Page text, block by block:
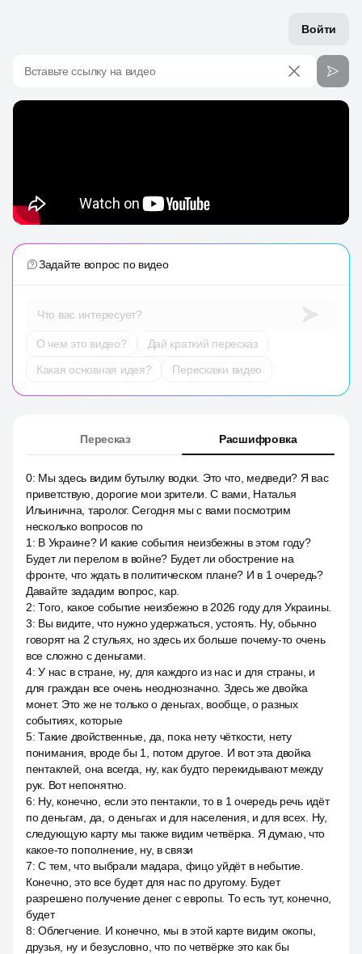
Войти
Вставьте ссылку на видео
Задайте вопрос по видео
Что вас интересует?
О чем это видео?
Дай краткий пересказ
Какая основная идея?
Перескажи видео
Пересказ Расшифровка
0: Мы здесь видим бутылку водки. Это что, медведи? Я вас
приветствую, дорогие мои зрители. С вами, Наталья
Ильинична, таролог. Сегодня мы с вами посмотрим
несколько вопросов по
1 : В Украине? И какие события неизбежны в этом году?
Будет ли перелом в войне? Будет ли обострение на
фронте, что ждать в политическом плане? И в 1 очередь?
Давайте зададим вопрос, кар.
2:Того, какое событие неизбежно в 2026 году для Украины.
3: Вы видите, что нужно удержаться, устоять. Ну, обычно
говорят на 2 стульях, но здесь их больше почему-то очень
все сложно с деньгами.
4:У нас в стране, ну, для каждого из нас и для страны, и
для граждан все очень неоднозначно. Здесь же двойка
монет. Это же не только о деньгах, вообще, о разных
событиях, которые
5:Такие двойственные, да, пока нету чёткости, нету
понимания, вроде бы 1, потом другое. И вот эта двойка
пентаклей, она всегда, ну, как будто перекидывают между
рук. Вот непонятно.
6: Ну, конечно, если это пентакли, то в 1 очередь речь идёт
по деньгам, да, о деньгах и для населения, и для всех. Ну,
следующую карту мы также видим четвёрка. Я думаю, что
какое-то пополнение, ну, в связи
7:С тем, что выбрали мадара, фицо уйдёт в небытие.
Конечно, это все будет для нас по другому. Будет
разрешено получение денег с европы. То есть тут, конечно,
будет
8:Облегчение. И конечно, мы в этой карте видим окопы,
друзья, ну и безусловно, что по четвёрке это как бы